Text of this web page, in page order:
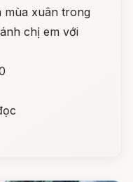
mùa xuân trong
chị em với